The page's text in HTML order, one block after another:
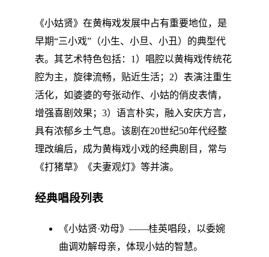
《小姑贤》在黄梅戏发展中占有重要地位，是
早期“三小戏”（小生、小旦、小丑）的典型代
表。其艺术特色包括：1）唱腔以黄梅戏传统花
腔为主，旋律流畅，贴近生活；2）表演注重生
活化，如婆婆的夸张动作、小姑的俏皮表情，
增强喜剧效果；3）语言朴实，融入安庆方言，
具有浓郁乡土气息。该剧在20世纪50年代经整
理改编后，成为黄梅戏小戏的经典剧目，常与
《打猪草》《夫妻观灯》等并演。
经典唱段列表
《小姑贤·劝母》——桂英唱段，以委婉
曲调劝解母亲，体现小姑的智慧。